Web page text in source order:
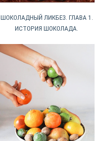
ШОКОЛАДНЫЙ ЛИКБЕЗ. ГЛАВА 1.
ИСТОРИЯ ШОКОЛАДА.